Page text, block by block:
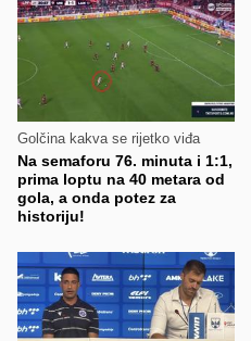
Golčina kakva se rijetko viđa
Na semaforu 76. minuta i 1:1,
prima loptu na 40 metara od
gola, a onda potez za
historiju!